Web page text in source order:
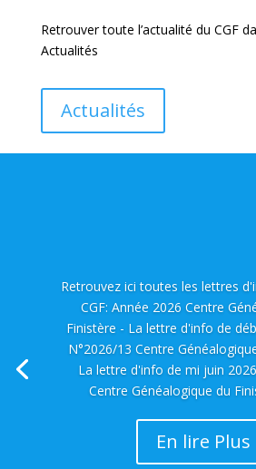
Retrouver toute l’actualité du CGF
Actualités
Actualités
Retrouvez ici toutes les lettres
CGF: Année 2026 Centre
Finistère - La lettre d'info de
N°2026/13 Centre
La lettre d'info de mi juin
Centre Généalogique du
En lire Plus